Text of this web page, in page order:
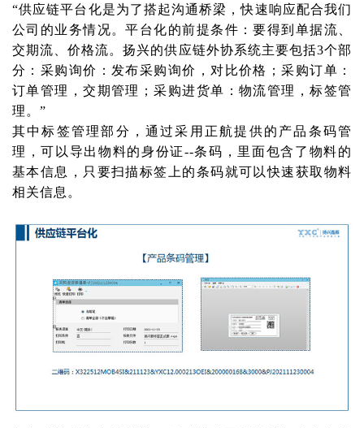
“供应链平台化是为了搭起沟通桥梁，快速响应配合我们
公司的业务情况。平台化的前提条件：要得到单据流、
交期流、价格流。扬兴的供应链外协系统主要包括3个部
分：采购询价：发布采购询价，对比价格；采购订单：
订单管理，交期管理；采购进货单：物流管理，标签管
理。”
其中标签管理部分，通过采用正航提供的产品条码管
理，可以导出物料的身份证--条码，里面包含了物料的
基本信息，只要扫描标签上的条码就可以快速获取物料
相关信息。